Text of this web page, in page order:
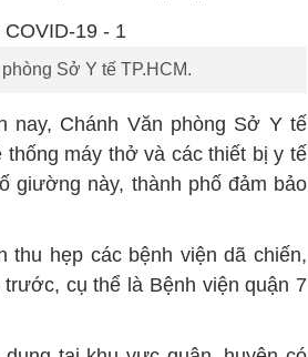
Sở Y tế TP.HCM.
nay, Chánh Văn phòng Sở Y tế
máy thở và các thiết bị y tế
giường này, thành phố đảm bảo
thu hẹp các bệnh viện dã chiến,
cụ thể là Bệnh viện quận 7